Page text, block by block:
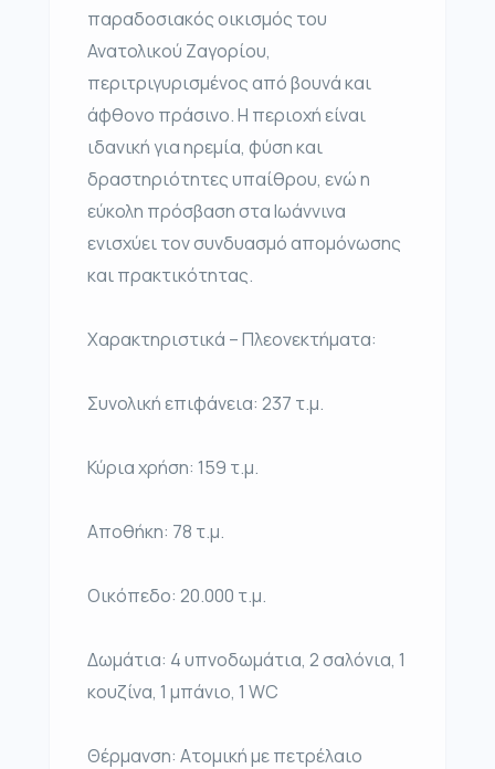
παραδοσιακός οικισμός του
Ανατολικού Ζαγορίου,
περιτριγυρισμένος από βουνά και
άφθονο πράσινο. Η περιοχή είναι
ιδανική για ηρεμία, φύση και
δραστηριότητες υπαίθρου, ενώ η
εύκολη πρόσβαση στα Ιωάννινα
ενισχύει τον συνδυασμό απομόνωσης
και πρακτικότητας.
Χαρακτηριστικά – Πλεονεκτήματα:
Συνολική επιφάνεια: 237 τ.μ.
Κύρια χρήση: 159 τ.μ.
Αποθήκη: 78 τ.μ.
Οικόπεδο: 20.000 τ.μ.
Δωμάτια: 4 υπνοδωμάτια, 2 σαλόνια, 1
κουζίνα, 1 μπάνιο, 1 WC
Θέρμανση: Ατομική με πετρέλαιο